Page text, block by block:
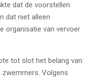
dat de voorstellen
dat niet alleen
organisatie van vervoer
tot slot het belang van
Volgens